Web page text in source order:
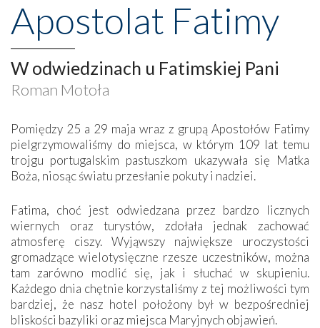
Apostolat Fatimy
W odwiedzinach u Fatimskiej Pani
Roman Motoła
Pomiędzy 25 a 29 maja wraz z grupą Apostołów Fatimy
pielgrzymowaliśmy do miejsca, w którym 109 lat temu
trojgu portugalskim pastuszkom ukazywała się Matka
Boża, niosąc światu przesłanie pokuty i nadziei.
Fatima, choć jest odwiedzana przez bardzo licznych
wiernych oraz turystów, zdołała jednak zachować
atmosferę ciszy. Wyjąwszy największe uroczystości
gromadzące wielotysięczne rzesze uczestników, można
tam zarówno modlić się, jak i słuchać w skupieniu.
Każdego dnia chętnie korzystaliśmy z tej możliwości tym
bardziej, że nasz hotel położony był w bezpośredniej
bliskości bazyliki oraz miejsca Maryjnych objawień.